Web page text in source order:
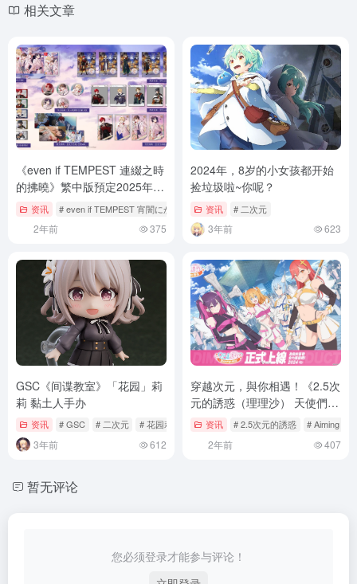
相关文章
《even if TEMPEST 連綴之時
的拂曉》繁中版預定2025年1
月16日推出！同步公開特典資
资讯 # even if TEMPEST 宵闇にかく語りき魔女 # even if TEMPEST 連なると
2年前 375
2024年，8岁的小女孩都开始
捡垃圾啦~你呢？
资讯 # 二次元
3年前 623
GSC《间谍教室》「花园」莉
莉 黏土人手办
资讯 # GSC # 二次元 # 花园莉莉
3年前 612
穿越次元，與你相遇！《2.5次
元的誘惑（理理沙） 天使們的
舞台》9月3日正式上市
资讯 # 2.5次元的誘惑 # Aiming
2年前 407
暂无评论
您必须登录才能参与评论！